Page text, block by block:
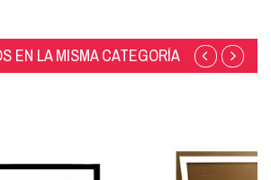
EN LA MISMA CATEGORÍA